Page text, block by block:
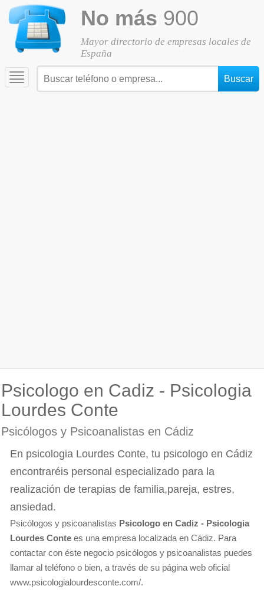
No más 900
Mayor directorio de empresas locales de
España
Toggle
navigation
Psicologo en Cadiz - Psicologia
Lourdes Conte
Psicólogos y Psicoanalistas en Cádiz
En psicologia Lourdes Conte, tu psicologo en Cádiz
encontraréis personal especializado para la
realización de terapias de familia,pareja, estres,
ansiedad.
Psicólogos y psicoanalistas Psicologo en Cadiz - Psicologia
Lourdes Conte es una empresa localizada en Cádiz. Para
contactar con éste negocio psicólogos y psicoanalistas puedes
llamar al teléfono o bien, a través de su página web oficial
www.psicologialourdesconte.com/.